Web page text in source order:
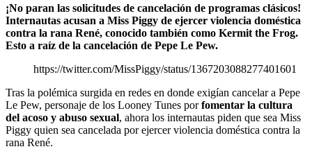
¡No paran las solicitudes de cancelación de programas clásicos!
Internautas acusan a Miss Piggy de ejercer violencia doméstica
contra la rana René, conocido también como Kermit the Frog.
Esto a raíz de la cancelación de Pepe Le Pew.
https://twitter.com/MissPiggy/status/1367203088277401601
Tras la polémica surgida en redes en donde exigían cancelar a Pepe
Le Pew, personaje de los Looney Tunes porfomentar la cultura
del acoso y abuso sexual, ahora los internautas piden que sea Miss
Piggy quien sea cancelada por ejercer violencia doméstica contra la
rana René.